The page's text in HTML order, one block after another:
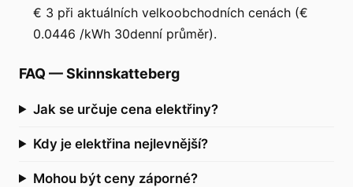
€ 3 při aktuálních velkoobchodních cenách (€
0.0446 /kWh 30denní průměr).
FAQ —Skinnskatteberg
Jak se určuje cena elektřiny?
Kdy je elektřina nejlevnější?
Mohou být ceny záporné?